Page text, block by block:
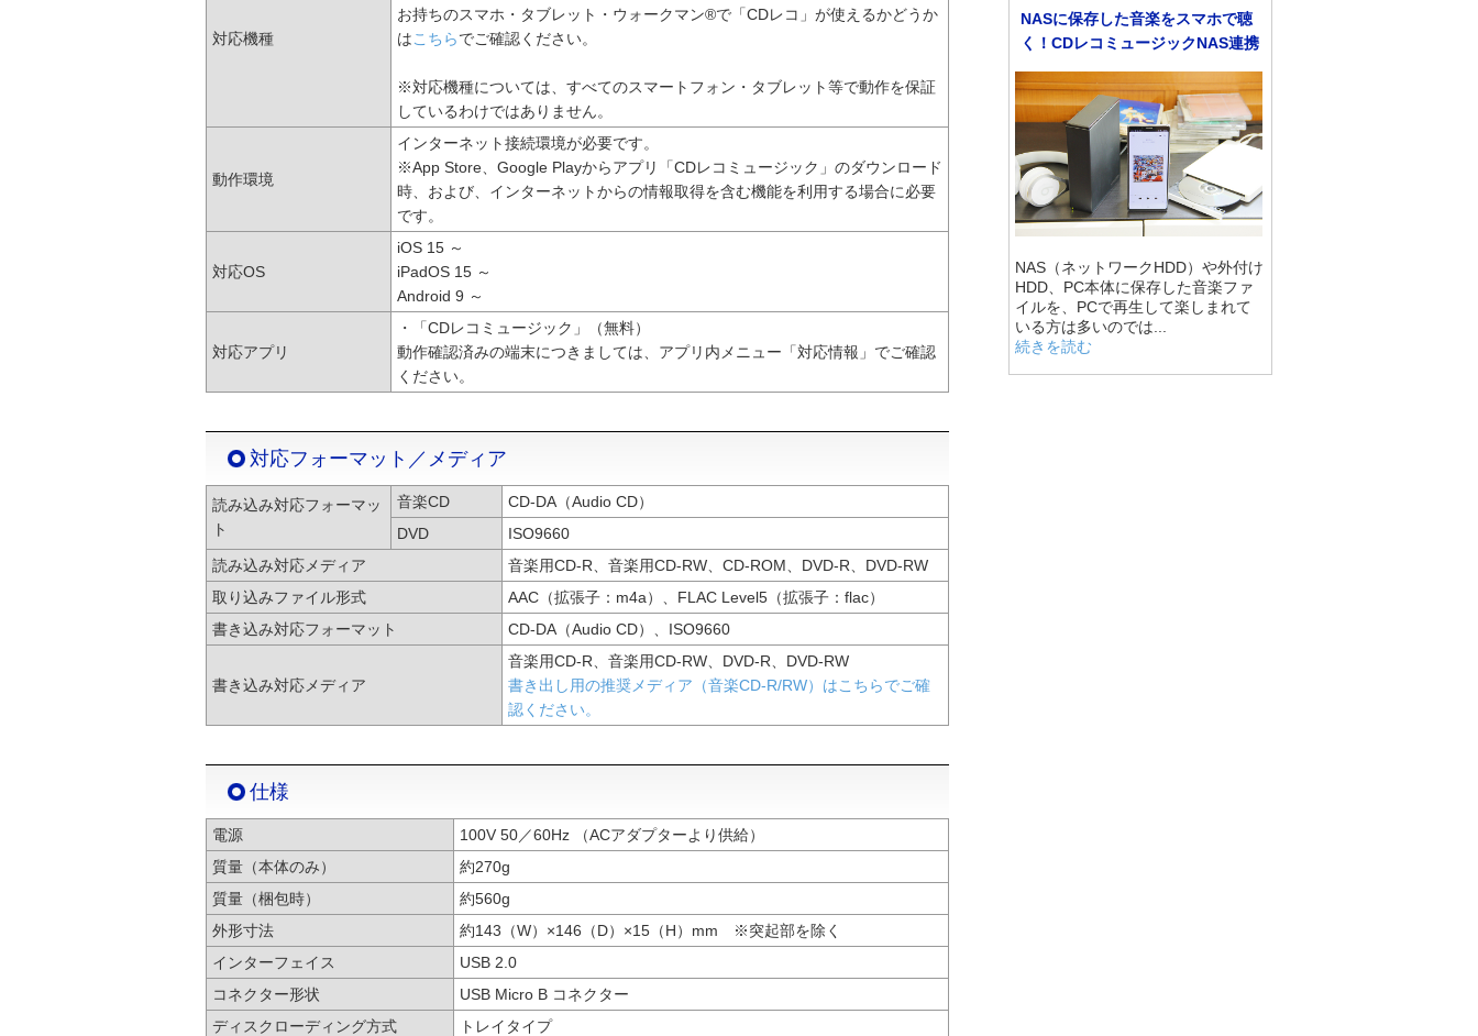
対応機種
お持ちのスマホ・タブレット・ウォークマン®で「CDレコ」が使えるかどうか
はこちらでご確認ください。
※対応機種については、すべてのスマートフォン・タブレット等で動作を保証
しているわけではありません。
動作環境
インターネット接続環境が必要です。
※App Store、Google Playからアプリ「CDレコミュージック」のダウンロード
時、および、インターネットからの情報取得を含む機能を利用する場合に必要
です。
対応OS
iOS 15 ～
iPadOS 15 ～
Android 9 ～
対応アプリ
・「CDレコミュージック」（無料）
動作確認済みの端末につきましては、アプリ内メニュー「対応情報」でご確認
ください。
対応フォーマット／メディア
読み込み対応フォーマッ
ト
音楽CD
CD-DA（Audio CD）
DVD
ISO9660
読み込み対応メディア
音楽用CD-R、音楽用CD-RW、CD-ROM、DVD-R、DVD-RW
取り込みファイル形式
AAC（拡張子：m4a）、FLAC Level5（拡張子：flac）
書き込み対応フォーマット
CD-DA（Audio CD）、ISO9660
書き込み対応メディア
音楽用CD-R、音楽用CD-RW、DVD-R、DVD-RW
書き出し用の推奨メディア（音楽CD-R/RW）はこちらでご確
認ください。
仕様
電源
100V 50／60Hz （ACアダプターより供給）
質量（本体のみ）
約270g
質量（梱包時）
約560g
外形寸法
約143（W）×146（D）×15（H）mm ※突起部を除く
インターフェイス
USB 2.0
コネクター形状
USB Micro B コネクター
ディスクローディング方式
トレイタイプ
NASに保存した音楽をスマホで聴
く！CDレコミュージックNAS連携
NAS（ネットワークHDD）や外付け
HDD、PC本体に保存した音楽ファ
イルを、PCで再生して楽しまれて
いる方は多いのでは...
続きを読む